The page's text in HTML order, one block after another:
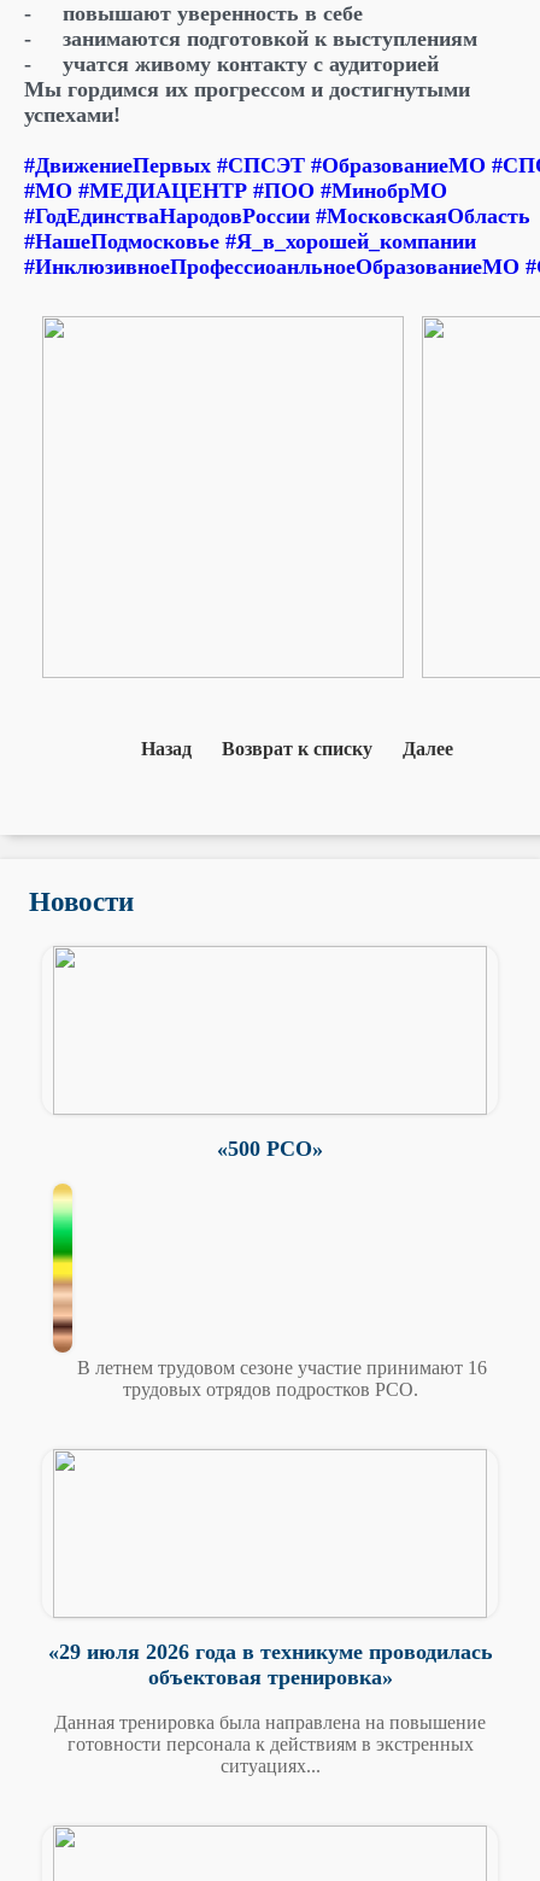
-
повышают уверенность в себе
-
занимаются подготовкой к выступлениям
-
учатся живому контакту с аудиторией
Мы гордимся их прогрессом и достигнутыми
успехами!
#ДвижениеПервых #СПСЭТ #ОбразованиеМО
#МО #МЕДИАЦЕНТР #ПОО #МинобрМО
#ГодЕдинстваНародовРоссии #МосковскаяОбласть
#НашеПодмосковье #Я_в_хорошей_компании
#ИнклюзивноеПрофессиоанльноеОбразованиеМО
Назад Возврат к списку Далее
Новости
«500 РСО»
В летнем трудовом сезоне участие принимают 16
трудовых отрядов подростков РСО.
«29 июля 2026 года в техникуме проводилась
объектовая тренировка»
Данная тренировка была направлена на повышение
готовности персонала к действиям в экстренных
ситуациях...